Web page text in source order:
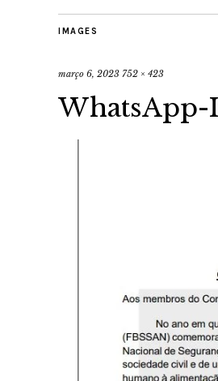
IMAGES
março 6, 2023 752 × 423
WhatsApp-